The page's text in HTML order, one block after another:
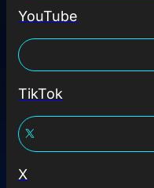
YouTube
TikTok
X